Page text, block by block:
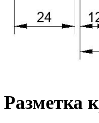
Разметка